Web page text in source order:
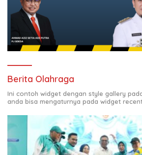
Berita Olahraga
Ini contoh widget dengan style gallery
anda bisa mengaturnya pada widget